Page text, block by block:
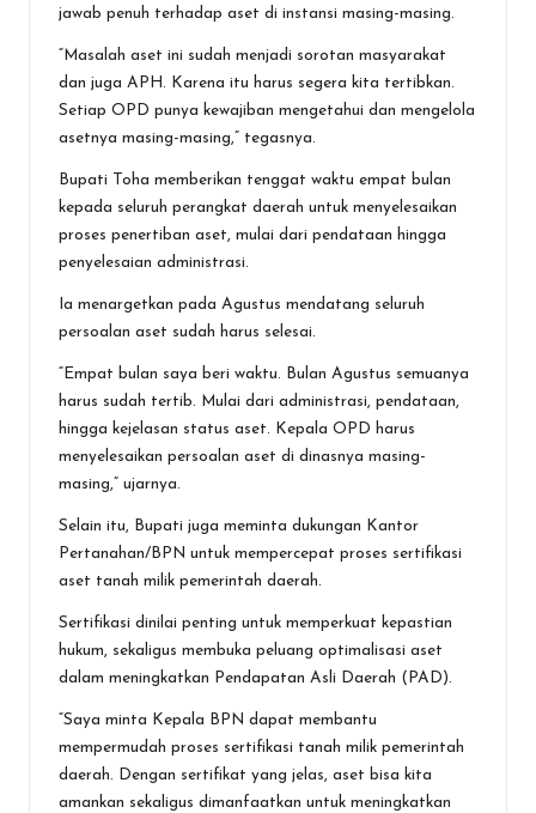
jawab penuh terhadap aset di instansi masing-masing.
“Masalah aset ini sudah menjadi sorotan masyarakat
dan juga APH. Karena itu harus segera kita tertibkan.
Setiap OPD punya kewajiban mengetahui dan mengelola
asetnya masing-masing,” tegasnya.
Bupati Toha memberikan tenggat waktu empat bulan
kepada seluruh perangkat daerah untuk menyelesaikan
proses penertiban aset, mulai dari pendataan hingga
penyelesaian administrasi.
Ia menargetkan pada Agustus mendatang seluruh
persoalan aset sudah harus selesai.
“Empat bulan saya beri waktu. Bulan Agustus semuanya
harus sudah tertib. Mulai dari administrasi, pendataan,
hingga kejelasan status aset. Kepala OPD harus
menyelesaikan persoalan aset di dinasnya masing-
masing,” ujarnya.
Selain itu, Bupati juga meminta dukungan Kantor
Pertanahan/BPN untuk mempercepat proses sertifikasi
aset tanah milik pemerintah daerah.
Sertifikasi dinilai penting untuk memperkuat kepastian
hukum, sekaligus membuka peluang optimalisasi aset
dalam meningkatkan Pendapatan Asli Daerah (PAD).
“Saya minta Kepala BPN dapat membantu
mempermudah proses sertifikasi tanah milik pemerintah
daerah. Dengan sertifikat yang jelas, aset bisa kita
amankan sekaligus dimanfaatkan untuk meningkatkan